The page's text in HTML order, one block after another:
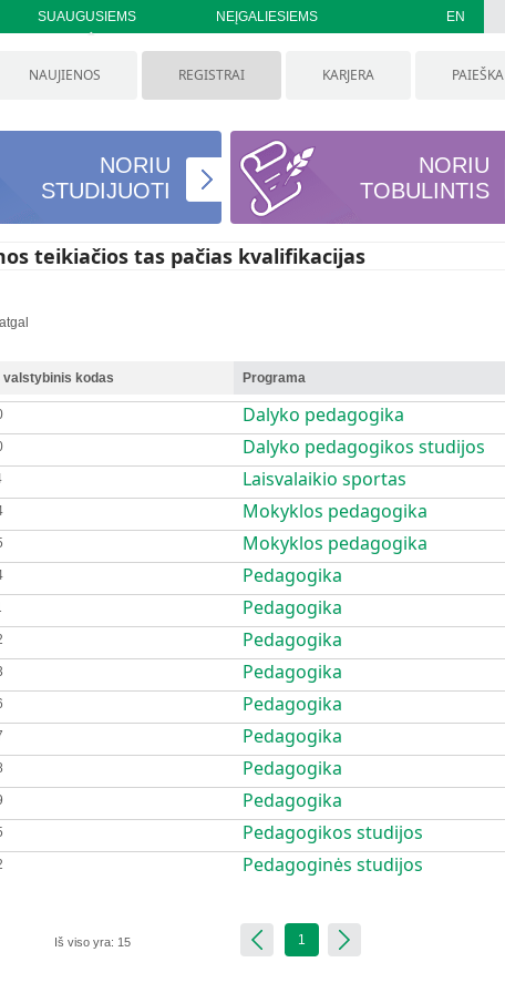
SUAUGUSIEMS NEĮGALIESIEMS EN
NAUJIENOS REGISTRAI KARJERA PAIEŠKA
NORIU
STUDIJUOTI
NORIU
TOBULINTIS
informacija patenka į atitinkamus registrus
teikiačios tas pačias kvalifikacijas
valstybinis kodas Programa
Dalyko pedagogika
Dalyko pedagogikos studijos
Laisvalaikio sportas
Mokyklos pedagogika
Mokyklos pedagogika
Pedagogika
Pedagogika
Pedagogika
Pedagogika
Pedagogika
Pedagogika
Pedagogika
Pedagogika
Pedagogikos studijos
Pedagoginės studijos
Iš viso yra: 15 1